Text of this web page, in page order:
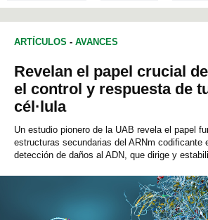
ARTÍCULOS - AVANCES
Revelan el papel crucial
el control y respuesta de
cél·lula
Un estudio pionero de la UAB revela el papel
estructuras secundarias del ARNm codificante
detección de daños al ADN, que dirige y